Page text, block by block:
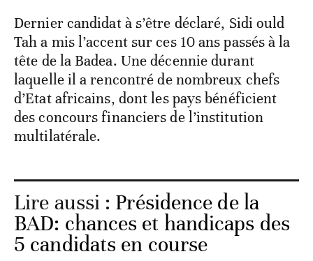
Dernier candidat à s’être déclaré, Sidi ould
Tah a mis l’accent sur ces 10 ans passés à la
tête de la Badea. Une décennie durant
laquelle il a rencontré de nombreux chefs
d’Etat africains, dont les pays bénéficient
des concours financiers de l’institution
multilatérale.
Lire aussi : Présidence de la
BAD: chances et handicaps des
5 candidats en course